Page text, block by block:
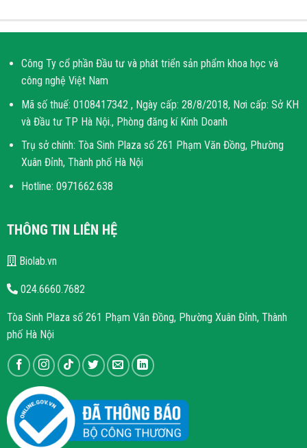
Công Ty cổ phần Đầu tư và phát triển sản phẩm khoa học và
công nghệ Việt Nam
Mã số thuế: 0108417342 , Ngày cấp: 28/8/2018, Nơi cấp: Sở KH
và Đầu tư TP Hà Nội., Phòng đăng kí Kinh Doanh
Trụ sở chính: Tòa Sinh Plaza số 261 Phạm Văn Đồng, Phường
Xuân Đỉnh, Thành phố Hà Nội
Hotline: 0971662.638
THÔNG TIN LIÊN HỆ
Biolab.vn
024.6660.7682
Tòa Sinh Plaza số 261 Phạm Văn Đồng, Phường Xuân Đỉnh, Thành
phố Hà Nội